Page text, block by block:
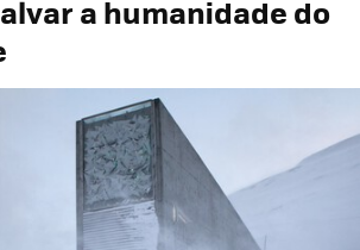
a humanidade do